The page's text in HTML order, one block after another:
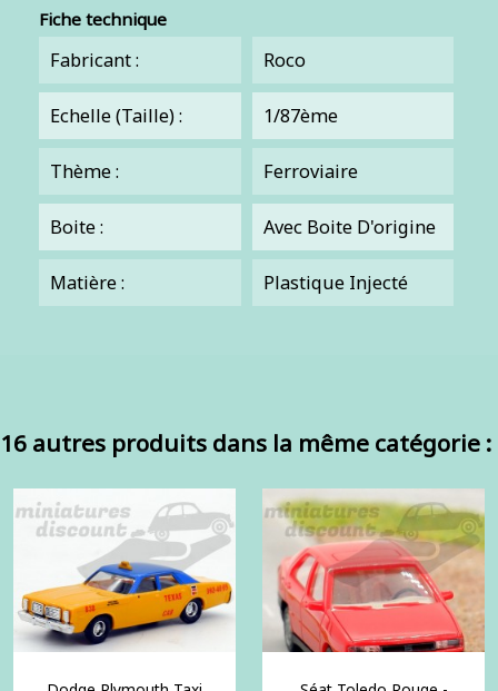
Fiche technique
Fabricant : Roco
Echelle (Taille) : 1/87ème
Thème : Ferroviaire
Boite : Avec Boite D'origine
Matière : Plastique Injecté
16 autres produits dans la même catégorie :